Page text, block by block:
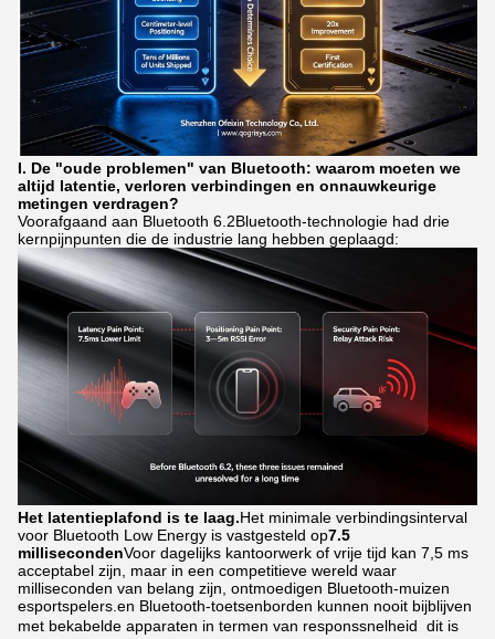
I. De "oude problemen" van Bluetooth: waarom moeten we
altijd latentie, verloren verbindingen en onnauwkeurige
metingen verdragen?
Voorafgaand aan Bluetooth 6.2Bluetooth-technologie had drie
kernpijnpunten die de industrie lang hebben geplaagd:
Het latentieplafond is te laag.Het minimale verbindingsinterval
voor Bluetooth Low Energy is vastgesteld op7.5
millisecondenVoor dagelijks kantoorwerk of vrije tijd kan 7,5 ms
acceptabel zijn, maar in een competitieve wereld waar
milliseconden van belang zijn, ontmoedigen Bluetooth-muizen
esportspelers.en Bluetooth-toetsenborden kunnen nooit bijblijven
met bekabelde apparaten in termen van responssnelheid  dit is